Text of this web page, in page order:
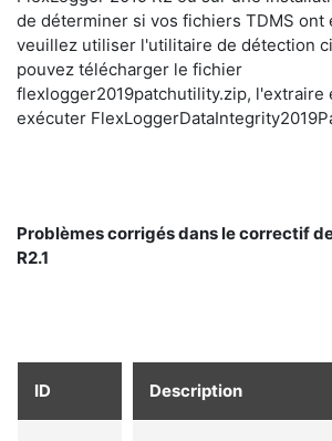
de déterminer si vos fichiers TDMS ont
veuillez utiliser l'utilitaire de détection
pouvez télécharger le fichier
flexlogger2019patchutility.zip, l'extraire
exécuter
Problèmes corrigés dans le correctif
R2.1
ID Description